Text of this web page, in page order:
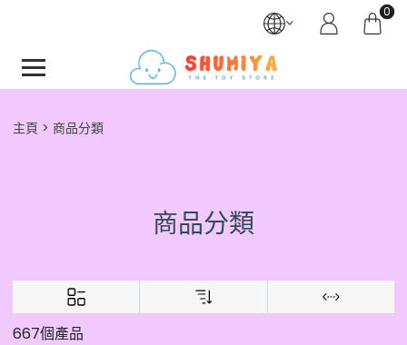
0
主頁 商品分類
商品分類
667個產品